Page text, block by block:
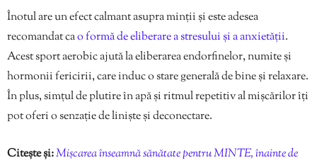
Înotul are un efect calmant asupra minții și este adesea
recomandat cao formă de eliberare a stresului și a anxietății.
Acest sport aerobic ajută la eliberarea endorfinelor, numite și
hormonii fericirii, care induc o stare generală de bine și relaxare.
În plus, simțul de plutire în apă și ritmul repetitiv al mișcărilor îți
pot oferi o senzație de liniște și deconectare.
Citește și:Mișcarea înseamnă sănătate pentru MINTE, înainte de